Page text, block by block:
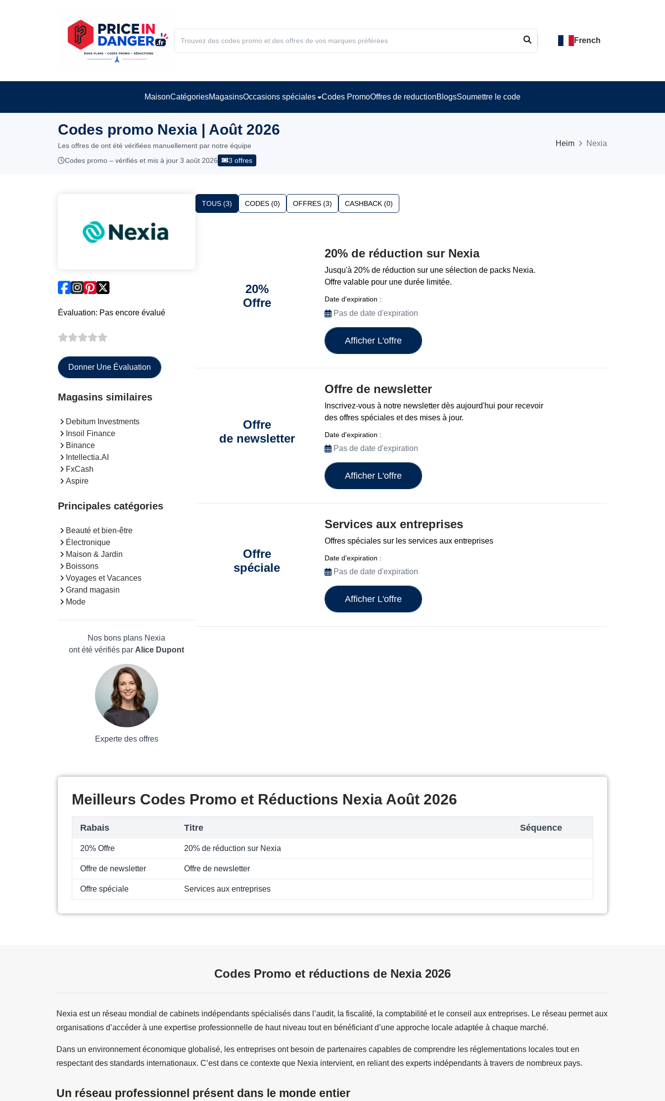
French
MaisonCatégoriesMagasinsOccasions spéciales Codes PromoOffres de reductionBlogsSoumettre le code
Codes promo Nexia | Août 2026
Les offres de ont été vérifiées manuellement par notre équipe
Codes promo – vérifiés et mis à jour 3 août 2026
3 offres
Heim Nexia
Évaluation: Pas encore évalué
Donner Une Évaluation
Magasins similaires
Debitum Investments
Insoil Finance
Binance
Intellectia.AI
FxCash
Aspire
Principales catégories
Beauté et bien-être
Électronique
Maison & Jardin
Boissons
Voyages et Vacances
Grand magasin
Mode
Nos bons plans Nexia
ont été vérifiés par Alice Dupont
Experte des offres
TOUS (3) CODES (0) OFFRES (3) CASHBACK (0)
20%
Offre
20% de réduction sur Nexia
Jusqu'à 20% de réduction sur une sélection de packs Nexia.
Offre valable pour une durée limitée.
Date d'expiration :
Pas de date d'expiration
Afficher L'offre
Offre
de newsletter
Offre de newsletter
Inscrivez-vous à notre newsletter dès aujourd'hui pour recevoir
des offres spéciales et des mises à jour.
Date d'expiration :
Pas de date d'expiration
Afficher L'offre
Offre
spéciale
Services aux entreprises
Offres spéciales sur les services aux entreprises
Date d'expiration :
Pas de date d'expiration
Afficher L'offre
Meilleurs Codes Promo et Réductions Nexia Août 2026
Rabais Titre Séquence
20% Offre 20% de réduction sur Nexia
Offre de newsletter Offre de newsletter
Offre spéciale Services aux entreprises
Codes Promo et réductions de Nexia 2026
Nexia est un réseau mondial de cabinets indépendants spécialisés dans l’audit, la fiscalité, la comptabilité et le conseil aux entreprises. Le réseau permet aux
organisations d’accéder à une expertise professionnelle de haut niveau tout en bénéficiant d’une approche locale adaptée à chaque marché.
Dans un environnement économique globalisé, les entreprises ont besoin de partenaires capables de comprendre les réglementations locales tout en
respectant des standards internationaux. C’est dans ce contexte que Nexia intervient, en reliant des experts indépendants à travers de nombreux pays.
Un réseau professionnel présent dans le monde entier